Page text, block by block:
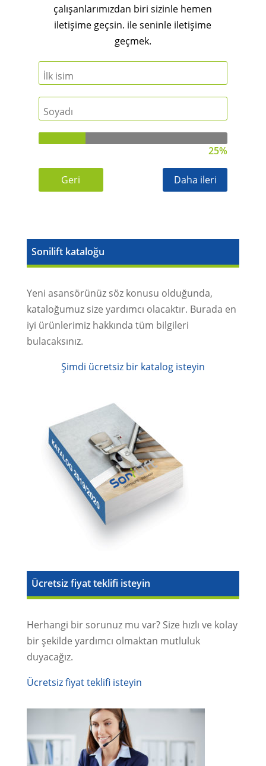
çalışanlarımızdan biri sizinle hemen
iletişime geçsin. ile seninle iletişime
geçmek.
25%
Geri Daha ileri
Sonilift kataloğu
Yeni asansörünüz söz konusu olduğunda,
kataloğumuz size yardımcı olacaktır. Burada en
iyi ürünlerimiz hakkında tüm bilgileri
bulacaksınız.
Şimdi ücretsiz bir katalog isteyin
Ücretsiz fiyat teklifi isteyin
Herhangi bir sorunuz mu var? Size hızlı ve kolay
bir şekilde yardımcı olmaktan mutluluk
duyacağız.
Ücretsiz fiyat teklifi isteyin